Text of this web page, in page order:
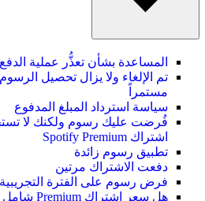
المساعدة بشأن تعذُّر عملية الدفع
تم الإلغاء ولا يزال تحصيل الرسوم
مستمراً
سياسة استرداد المبلغ المدفوع
فُرضت عليك رسوم ولكنك لا
اشتراك Spotify Premium
تطبيق رسوم زائدة
دفعت الاشتراك مرتين
فرض رسوم على الفترة التجريبية
هل سعر اشتراك Premium شامل